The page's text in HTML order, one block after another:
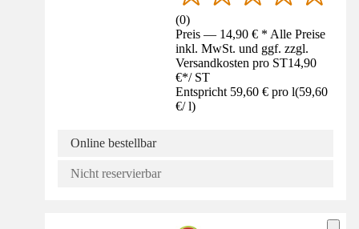
(0)
Preis — 14,90 € * Alle Preise
inkl. MwSt. und ggf. zzgl.
Versandkosten pro ST14,90
€*/ ST
Entspricht 59,60 € pro l(59,60
€/ l)
Online bestellbar
Nicht reservierbar